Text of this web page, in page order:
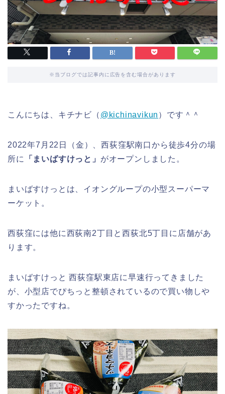
※当ブログでは記事内に広告を含む場合があります
こんにちは、キチナビ（ @kichinavikun ）です＾＾
2022年7月22日（金）、西荻窪駅南口から徒歩4分の場
所に
「まいばすけっと」 がオープンしました。
まいばすけっとは、イオングループの小型スーパーマ
ーケット。
西荻窪には他に西荻南2丁目と西荻北5丁目に店舗があ
ります。
まいばすけっと 西荻窪駅東店に早速行ってきました
が、小型店でぴちっと整頓されているので買い物しや
すかったですね。